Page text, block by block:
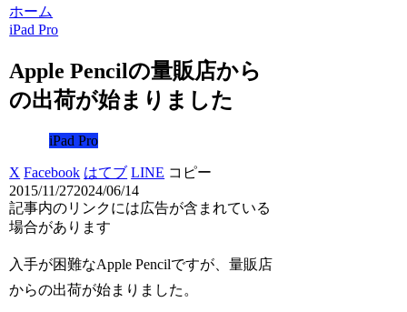
ホーム
iPad Pro
Apple Pencilの量販店から
の出荷が始まりました
iPad Pro
X Facebook はてブ LINE コピー
2015/11/272024/06/14
記事内のリンクには広告が含まれている
場合があります
入手が困難なApple Pencilですが、量販店
からの出荷が始まりました。